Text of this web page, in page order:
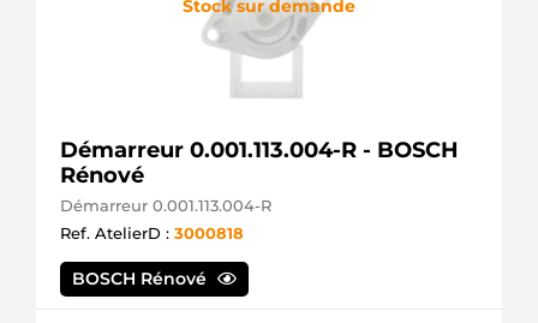
Stock sur demande
Démarreur 0.001.113.004-R - BOSCH
Rénové
Démarreur 0.001.113.004-R
Ref. AtelierD : 3000818
BOSCH Rénové